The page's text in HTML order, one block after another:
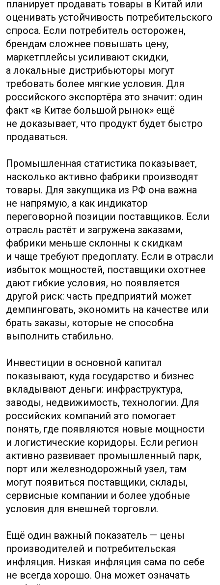
Почему рынок Китая важен
для бизнеса из РФ
Карта промышленных регионов Китая